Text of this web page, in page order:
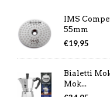
IMS
55mm
€19,95
Bialetti
Mok...